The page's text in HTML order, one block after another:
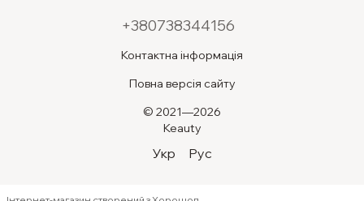
+380738344156
Контактна інформація
Повна версія сайту
© 2021—2026
Keauty
Укр Рус